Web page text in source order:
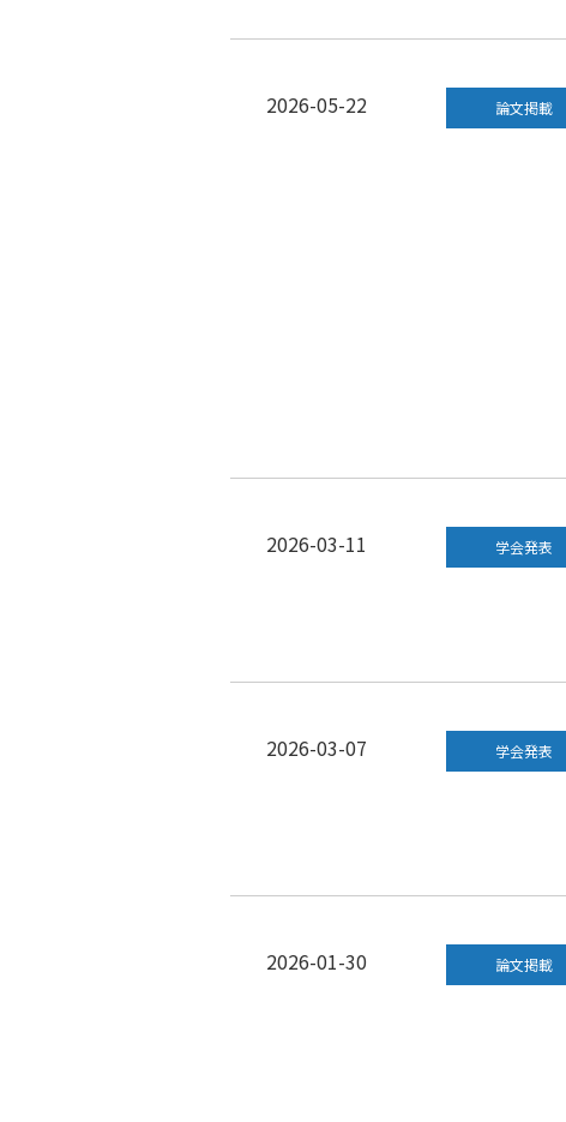
2026-05-22 論文掲載
2026-03-11 学会発表
2026-03-07 学会発表
2026-01-30 論文掲載